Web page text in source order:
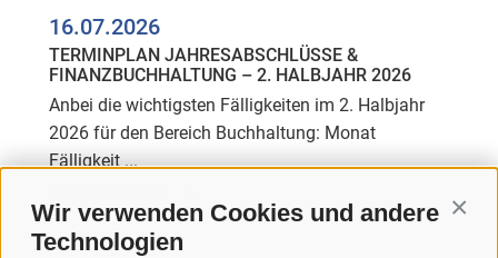
Wir verwenden Cookies und andere
Technologien
16.07.2026
TERMINPLAN JAHRESABSCHLÜSSE &
FINANZBUCHHALTUNG – 2. HALBJAHR 2026
Anbei die wichtigsten Fälligkeiten im 2. Halbjahr
2026 für den Bereich Buchhaltung: Monat
Fälligkeit ...